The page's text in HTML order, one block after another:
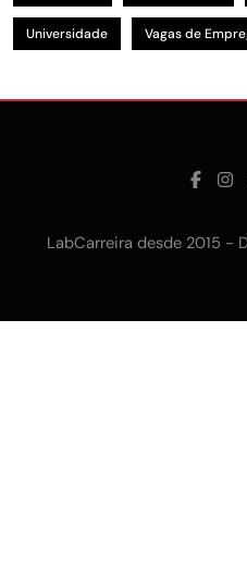
Universidade Vagas de
LabCarreira desde 2015 -